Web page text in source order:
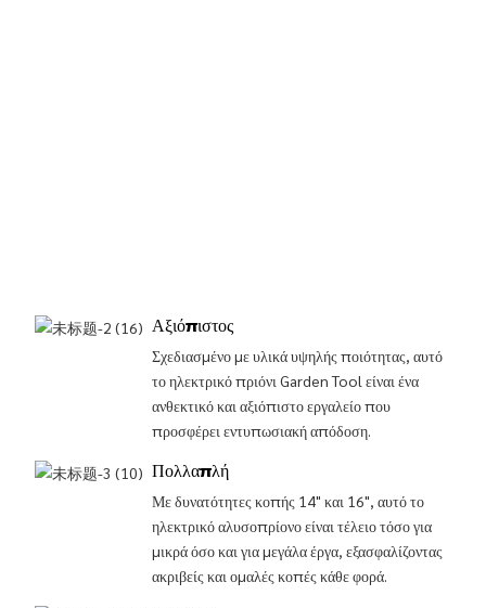
Αξιόπιστος
Σχεδιασμένο με υλικά υψηλής ποιότητας, αυτό
το ηλεκτρικό πριόνι Garden Tool είναι ένα
ανθεκτικό και αξιόπιστο εργαλείο που
προσφέρει εντυπωσιακή απόδοση.
Πολλαπλή
Με δυνατότητες κοπής 14" και 16", αυτό το
ηλεκτρικό αλυσοπρίονο είναι τέλειο τόσο για
μικρά όσο και για μεγάλα έργα, εξασφαλίζοντας
ακριβείς και ομαλές κοπές κάθε φορά.